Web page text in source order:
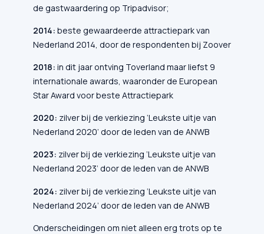
de gastwaardering op Tripadvisor;
2014: beste gewaardeerde attractiepark van
Nederland 2014, door de respondenten bij Zoover
2018: in dit jaar ontving Toverland maar liefst 9
internationale awards, waaronder de European
Star Award voor beste Attractiepark
2020: zilver bij de verkiezing ‘Leukste uitje van
Nederland 2020’ door de leden van de ANWB
2023: zilver bij de verkiezing ‘Leukste uitje van
Nederland 2023’ door de leden van de ANWB
2024: zilver bij de verkiezing ‘Leukste uitje van
Nederland 2024’ door de leden van de ANWB
Onderscheidingen om niet alleen erg trots op te